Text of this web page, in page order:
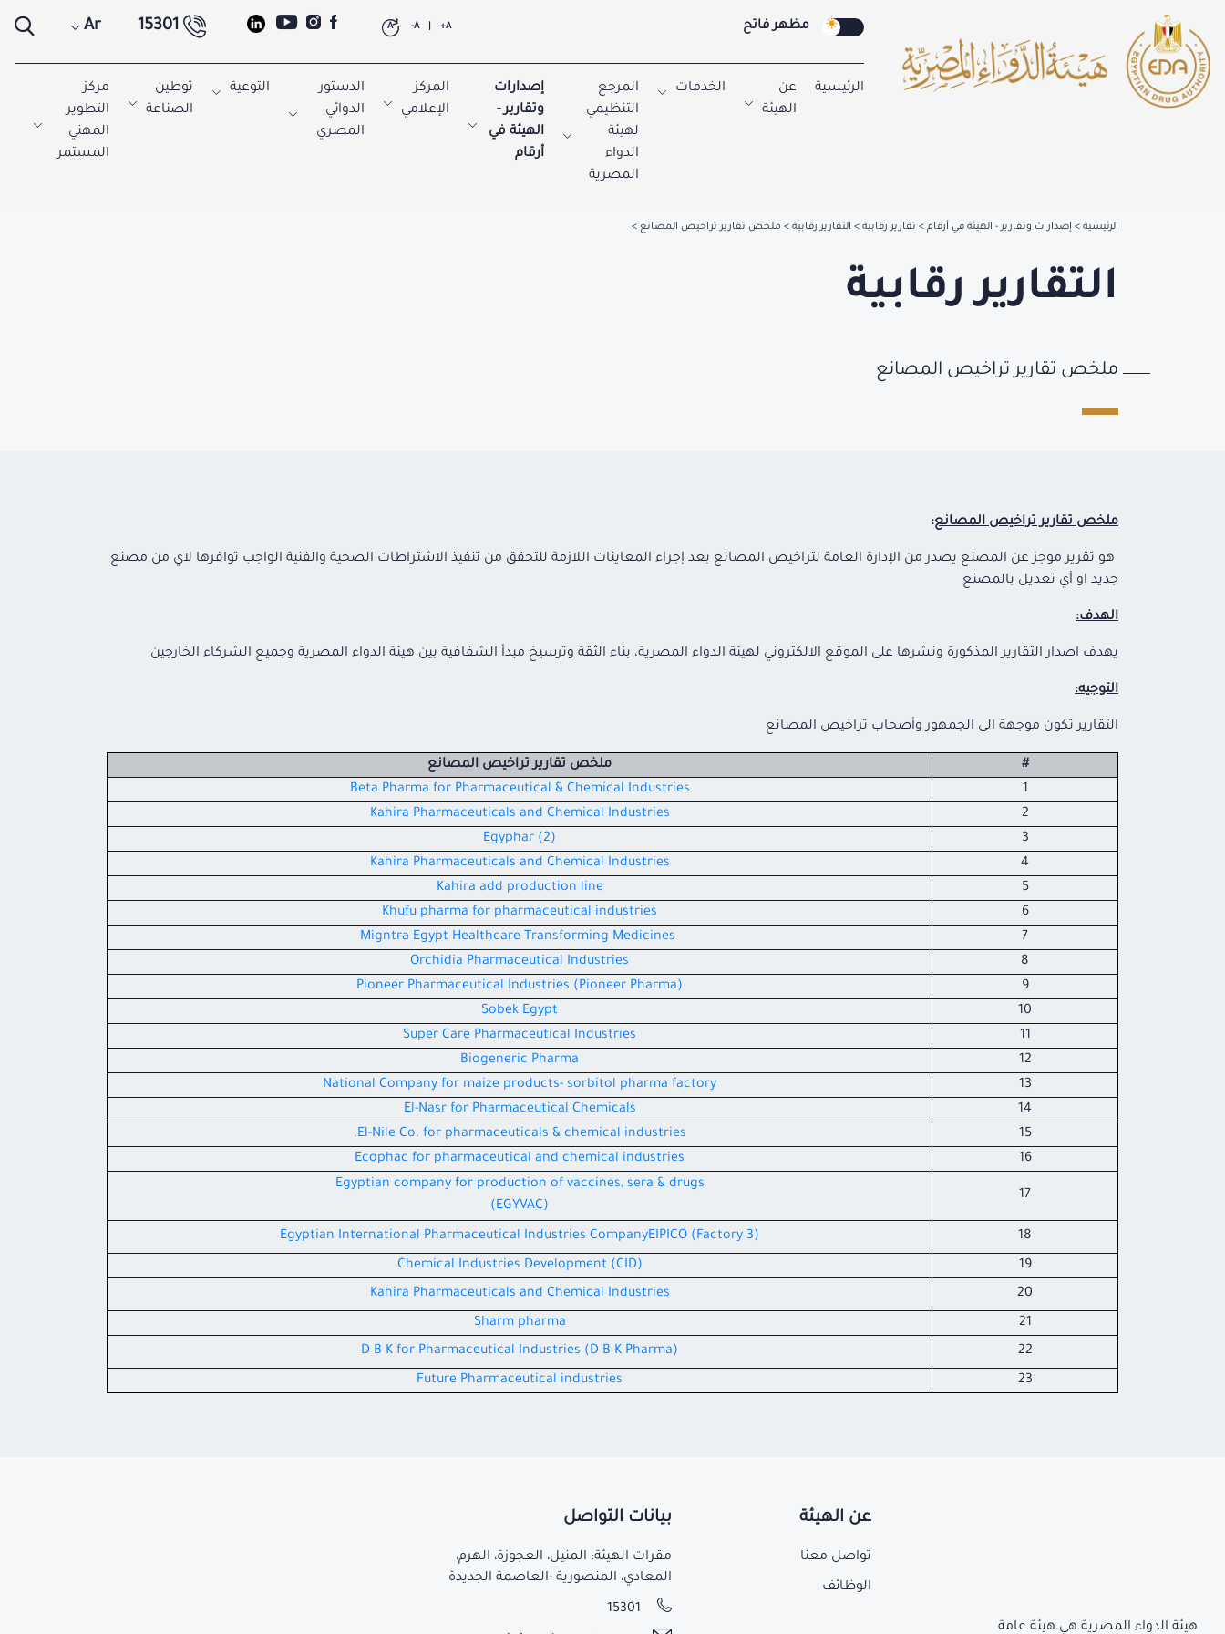
مظهر فاتح A+
A-
A
15301
Ar
الرئيسية
عن
الهيئة
الخدمات
المرجع
التنظيمي
لهيئة
الدواء
المصرية
إصدارات
وتقارير -
الهيئة في
أرقام
المركز
الإعلامي
الدستور
الدوائي
المصري
التوعية
توطين
الصناعة
مركز
التطوير
المهني
المستمر
الرئيسية إصدارات وتقارير - الهيئة في أرقام تقارير رقابية التقارير رقابية ملخص تقارير تراخيص المصانع
التقارير رقابية
ملخص تقارير تراخيص المصانع
ملخص تقارير تراخيص المصانع:
هو تقرير موجز عن المصنع يصدر من الإدارة العامة لتراخيص المصانع بعد إجراء المعاينات اللازمة للتحقق من تنفيذ الاشتراطات الصحية والفنية الواجب توافرها لاي من مصنع
جديد او أي تعديل بالمصنع
الهدف:
يهدف اصدار التقارير المذكورة ونشرها على الموقع الالكتروني لهيئة الدواء المصرية، بناء الثقة وترسيخ مبدأ الشفافية بين هيئة الدواء المصرية وجميع الشركاء الخارجين
التوجيه:
التقارير تكون موجهة الى الجمهور وأصحاب تراخيص المصانع
#
ملخص تقارير تراخيص المصانع
1
Beta Pharma for Pharmaceutical & Chemical Industries
2
Kahira Pharmaceuticals and Chemical Industries
3
Egyphar (2)
4
Kahira Pharmaceuticals and Chemical Industries
5
Kahira add production line
6
Khufu pharma for pharmaceutical industries
7
8
Orchidia Pharmaceutical Industries
9
Pioneer Pharmaceutical Industries (Pioneer Pharma)
10
Sobek Egypt
11
Super Care Pharmaceutical Industries
12
Biogeneric Pharma
13
National Company for maize products- sorbitol pharma factory
14
El-Nasr for Pharmaceutical Chemicals
15
El-Nile Co. for pharmaceuticals & chemical industries.
16
Ecophac for pharmaceutical and chemical industries
17
Egyptian company for production of vaccines, sera & drugs
(EGYVAC)
18
Egyptian International Pharmaceutical Industries CompanyEIPICO (Factory 3)
19
Chemical Industries Development (CID)
20
Kahira Pharmaceuticals and Chemical Industries
21
Sharm pharma
22
D B K for Pharmaceutical Industries (D B K Pharma)
23
Future Pharmaceutical industries
هيئة الدواء المصرية هي هيئة عامة
عن الهيئة
تواصل معنا
الوظائف
بيانات التواصل
مقرات الهيئة: المنيل، العجوزة، الهرم،
المعادي، المنصورية -العاصمة الجديدة
15301